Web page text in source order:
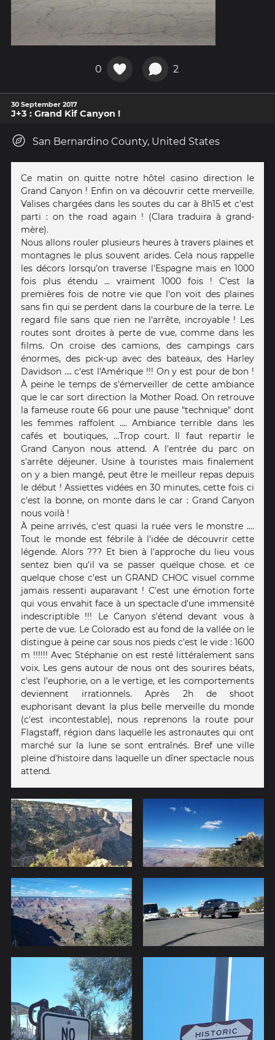
0 2
30 September 2017
J+3 : Grand Kif Canyon !
San Bernardino County, United States
Ce matin on quitte notre hôtel casino direction le
Grand Canyon ! Enfin on va découvrir cette merveille.
Valises chargées dans les soutes du car à 8h15 et c'est
parti : on the road again ! (Clara traduira à grand-
mère).
Nous allons rouler plusieurs heures à travers plaines et
montagnes le plus souvent arides. Cela nous rappelle
les décors lorsqu'on traverse l'Espagne mais en 1000
fois plus étendu ... vraiment 1000 fois ! C'est la
premières fois de notre vie que l'on voit des plaines
sans fin qui se perdent dans la courbure de la terre. Le
regard file sans que rien ne l'arrête, incroyable ! Les
routes sont droites à perte de vue, comme dans les
films. On croise des camions, des campings cars
énormes, des pick-up avec des bateaux, des Harley
Davidson .... c'est l'Amérique !!! On y est pour de bon !
À peine le temps de s'émerveiller de cette ambiance
que le car sort direction la Mother Road. On retrouve
la fameuse route 66 pour une pause "technique" dont
les femmes raffolent .... Ambiance terrible dans les
cafés et boutiques, ...Trop court. Il faut repartir le
Grand Canyon nous attend. A l'entrée du parc on
s'arrête déjeuner. Usine à touristes mais finalement
on y a bien mangé, peut être le meilleur repas depuis
le début ! Assiettes vidées en 30 minutes, cette fois ci
c'est la bonne, on monte dans le car : Grand Canyon
nous voilà !
À peine arrivés, c'est quasi la ruée vers le monstre ....
Tout le monde est fébrile à l'idée de découvrir cette
légende. Alors ??? Et bien à l'approche du lieu vous
sentez bien qu'il va se passer quelque chose. et ce
quelque chose c'est un GRAND CHOC visuel comme
jamais ressenti auparavant ! C'est une émotion forte
qui vous envahit face à un spectacle d'une immensité
indescriptible !!! Le Canyon s'étend devant vous à
perte de vue. Le Colorado est au fond de la vallée on le
distingue à peine car sous nos pieds c'est le vide : 1600
m !!!!!! Avec Stéphanie on est resté littéralement sans
voix. Les gens autour de nous ont des sourires béats,
c'est l'euphorie, on a le vertige, et les comportements
deviennent irrationnels. Après 2h de shoot
euphorisant devant la plus belle merveille du monde
(c'est incontestable), nous reprenons la route pour
Flagstaff, région dans laquelle les astronautes qui ont
marché sur la lune se sont entraînés. Bref une ville
pleine d'histoire dans laquelle un dîner spectacle nous
attend.